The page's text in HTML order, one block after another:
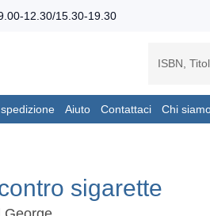
12.30/15.30-19.30
Aiuto Contattaci Chi
sigarette